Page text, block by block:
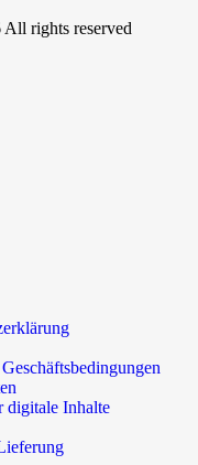
rights reserved
digitale Inhalte